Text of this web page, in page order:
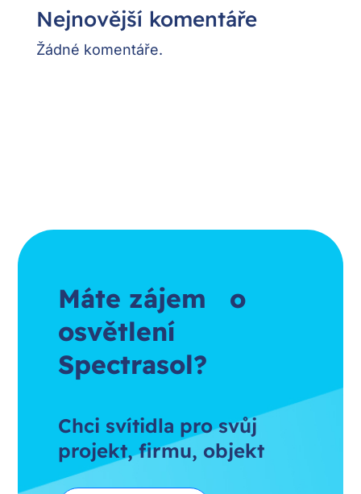
Nejnovější komentáře
Žádné komentáře.
Máte zájem o
osvětlení
Spectrasol?
Chci svítidla pro svůj
projekt, firmu, objekt